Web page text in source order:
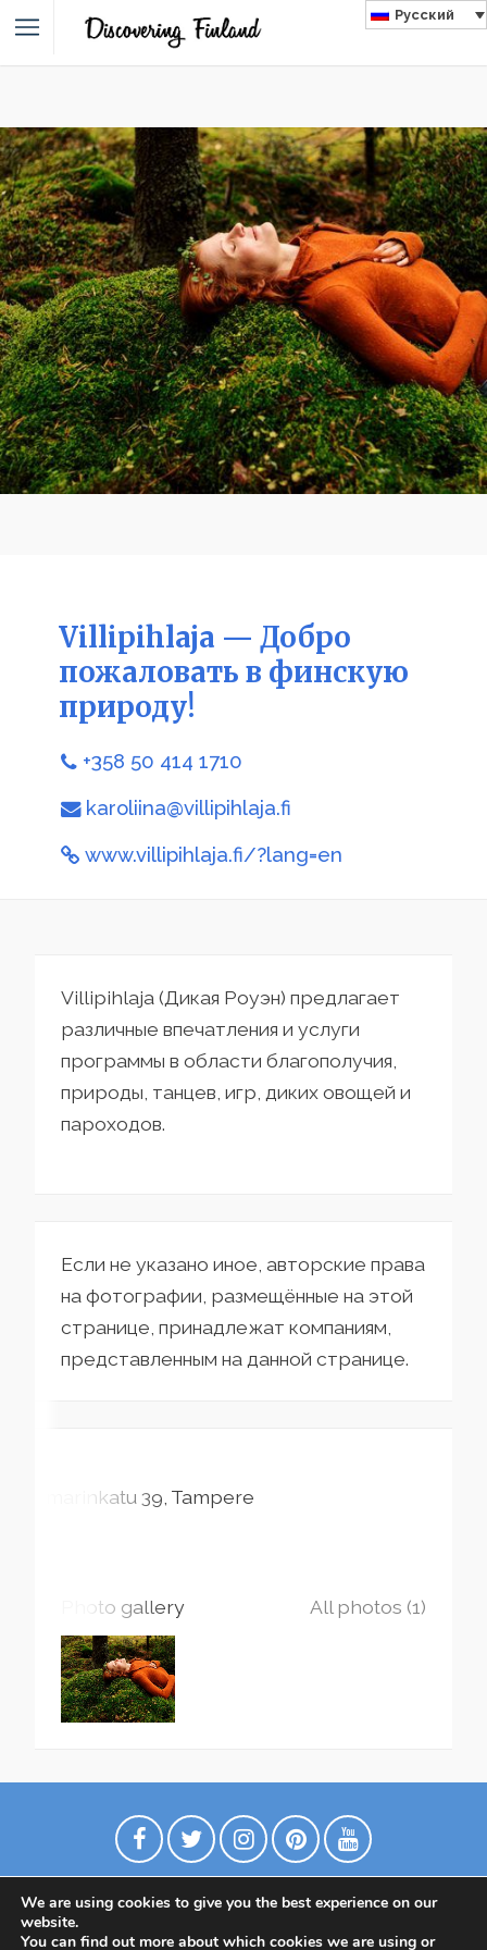
Русский
Villipihlaja — Добро
пожаловать в финскую
природу!
+358 50 414 1710
karoliina@villipihlaja.fi
www.villipihlaja.fi/?lang=en
Villipihlaja (Дикая Роуэн) предлагает
различные впечатления и услуги
программы в области благополучия,
природы, танцев, игр, диких овощей и
пароходов.
Если не указано иное, авторские права
на фотографии, размещённые на этой
странице, принадлежат компаниям,
представленным на данной странице.
Ilmarinkatu 39 Tampere
Photo gallery All photos (1)
We are using cookies to give you the best experience on our
website.
You can find out more about which cookies we are using or